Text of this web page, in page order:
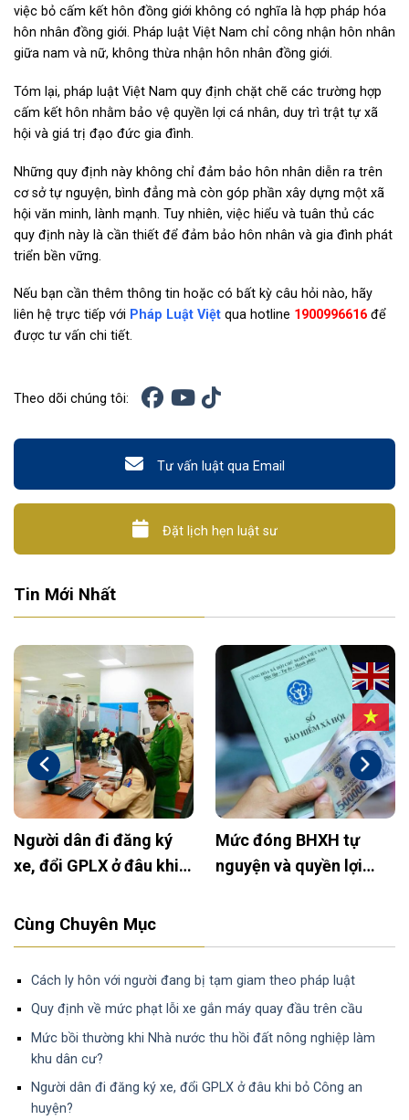
việc bỏ cấm kết hôn đồng giới không có nghĩa là hợp pháp hóa
hôn nhân đồng giới. Pháp luật Việt Nam chỉ công nhận hôn nhân
giữa nam và nữ, không thừa nhận hôn nhân đồng giới.
Tóm lại, pháp luật Việt Nam quy định chặt chẽ các trường hợp
cấm kết hôn nhằm bảo vệ quyền lợi cá nhân, duy trì trật tự xã
hội và giá trị đạo đức gia đình.
Những quy định này không chỉ đảm bảo hôn nhân diễn ra trên
cơ sở tự nguyện, bình đẳng mà còn góp phần xây dựng một xã
hội văn minh, lành mạnh. Tuy nhiên, việc hiểu và tuân thủ các
quy định này là cần thiết để đảm bảo hôn nhân và gia đình phát
triển bền vững.
Nếu bạn cần thêm thông tin hoặc có bất kỳ câu hỏi nào, hãy
liên hệ trực tiếp với Pháp Luật Việt qua hotline 1900996616 để
được tư vấn chi tiết.
Theo dõi chúng tôi:
Tư vấn luật qua Email
Đặt lịch hẹn luật sư
Tin Mới Nhất
Xây tường rào trên đất
nông nghiệp: Khi nào
gì?
Hướng dẫn mẫu đơn từ
chối thừa nhận tài sản
Cùng Chuyên Mục
Cách ly hôn với người đang bị tạm giam theo pháp luật
Quy định về mức phạt lỗi xe gắn máy quay đầu trên cầu
Mức bồi thường khi Nhà nước thu hồi đất nông nghiệp làm
khu dân cư?
Người dân đi đăng ký xe, đổi GPLX ở đâu khi bỏ Công an
huyện?